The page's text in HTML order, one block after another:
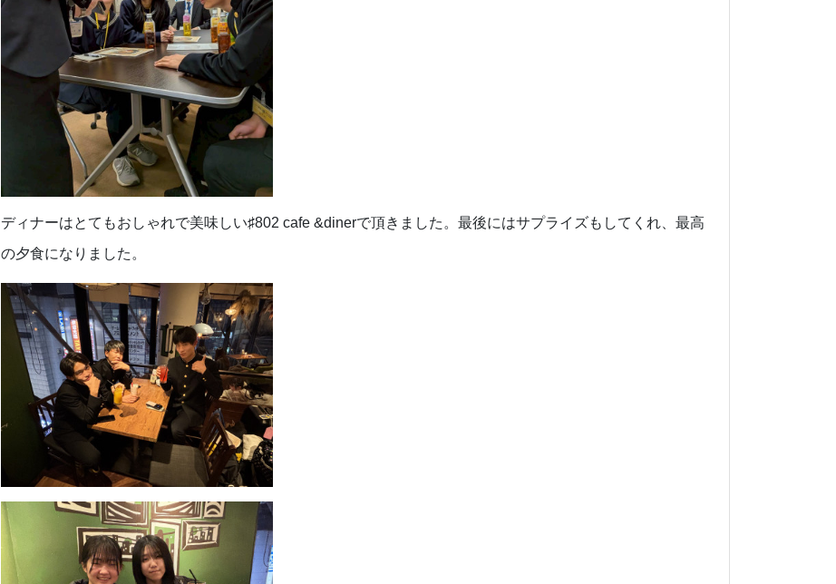
ディナーはとてもおしゃれで美味しい♯802 cafe &dinerで頂きました。最後にはサプライズもしてくれ、最高
の夕食になりました。